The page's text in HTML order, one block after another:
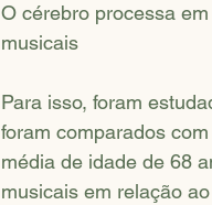
O cérebro processa
musicais
Para isso, foram
foram comparados
média de idade de 68
musicais em relação